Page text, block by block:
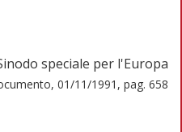
speciale per l'Europa
01/11/1991, pag. 658